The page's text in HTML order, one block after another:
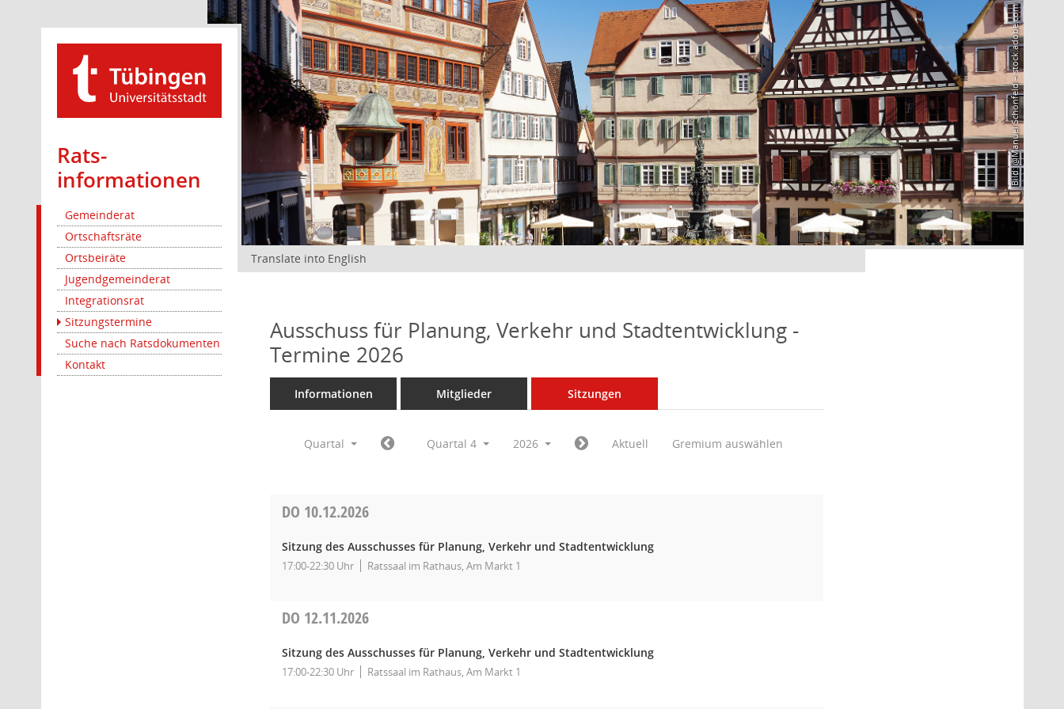
Rats­
informationen
Gemeinderat
Ortschaftsräte
Ortsbeiräte
Jugendgemeinderat
Integrationsrat
Sitzungstermine
Suche nach Ratsdokumenten
Kontakt
Bild: @Manuel Schönfeld – stock.adobe.com
Translate into English
Ausschuss für Planung, Verkehr und Stadtentwicklung -
Termine 2026
Informationen Mitglieder Sitzungen
Quartal Quartal 4 2026 Aktuell Gremium auswählen
DO 10.12.2026
Sitzung des Ausschusses für Planung, Verkehr und Stadtentwicklung
17:00-22:30 Uhr Ratssaal im Rathaus, Am Markt 1
DO 12.11.2026
Sitzung des Ausschusses für Planung, Verkehr und Stadtentwicklung
17:00-22:30 Uhr Ratssaal im Rathaus, Am Markt 1